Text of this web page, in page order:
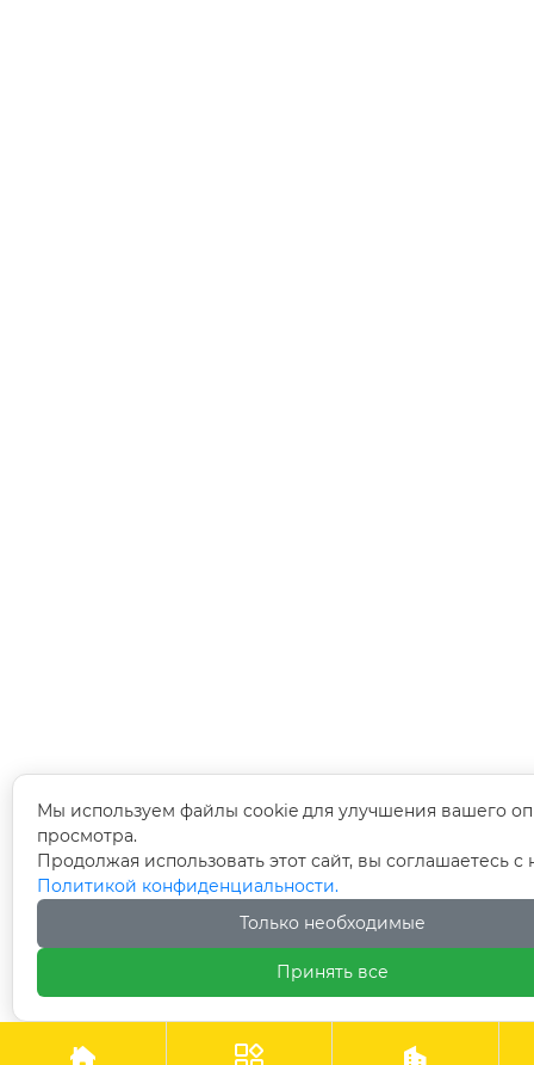
  
Мы используем файлы cookie для улучшения вашего
просмотра.
Продолжая использовать этот сайт, вы соглашаетесь
Политикой конфиденциальности.
Только необходимые
Принять все